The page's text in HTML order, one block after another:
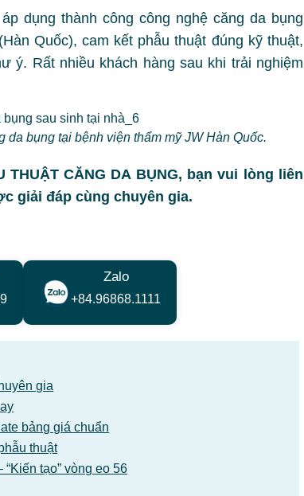
dụng thành công công nghệ căng da bụng
Quốc), cam kết phẫu thuật đúng kỹ thuật,
ý. Rất nhiều khách hàng sau khi trải nghiệm
bụng tại bệnh viện thẩm mỹ JW Hàn Quốc.
CĂNG DA BỤNG, bạn vui lòng liên
giải đáp cùng chuyên gia.
Zalo
+84.96868.1111
gia
bảng giá chuẩn
thuật
tạo” vòng eo 56